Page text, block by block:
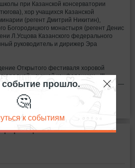
при Казанской консерватории
хор учащихся Казанской
(регент Дмитрий Никитин),
Богородицкого монастыря (регент Денис
Л.Усцова Казанского федерального
руководитель и дирижер Эра
Открытого фестиваля хоровой
научной конференции «III
Певческая культура России: век XIX —
20 октября.
прошло.
🤔
к событиям